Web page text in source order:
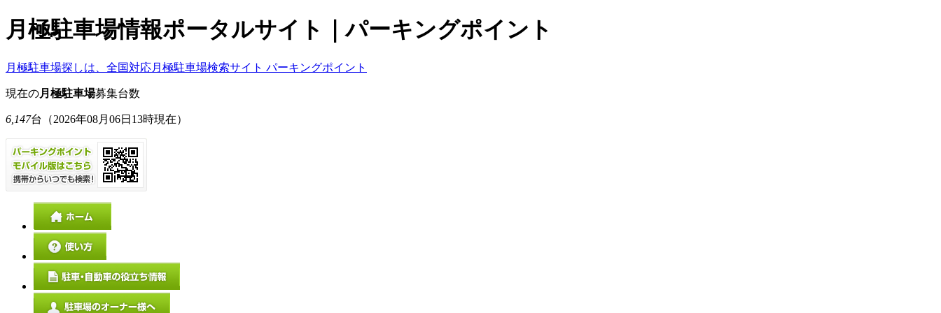
月極駐車場情報ポータルサイト｜パーキングポイント
月極駐車場探しは、全国対応月極駐車場検索サイト パーキングポイント
現在の月極駐車場募集台数
6,147台 （2026年08月06日13時現在）